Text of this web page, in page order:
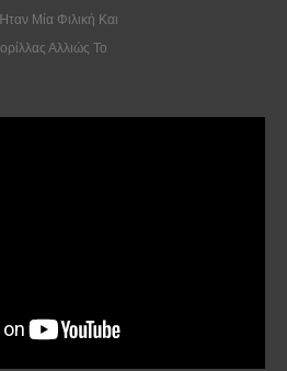
Μία Φιλική Και
Αλλιώς Το